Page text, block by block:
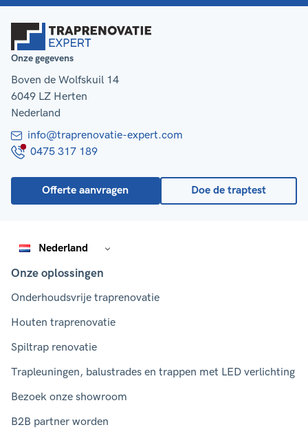
Onze gegevens
Boven de Wolfskuil 14
6049 LZ Herten
Nederland
info@traprenovatie-expert.com
0475 317 189
Offerte aanvragen Doe de traptest
Nederland
Onze oplossingen
Onderhoudsvrije traprenovatie
Houten traprenovatie
Spiltrap renovatie
Trapleuningen, balustrades en trappen met LED verlichting
Bezoek onze showroom
B2B partner worden